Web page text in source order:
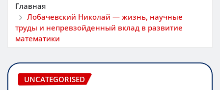
Главная
Лобачевский Николай — жизнь, научные
труды и непревзойденный вклад в развитие
математики
UNCATEGORISED